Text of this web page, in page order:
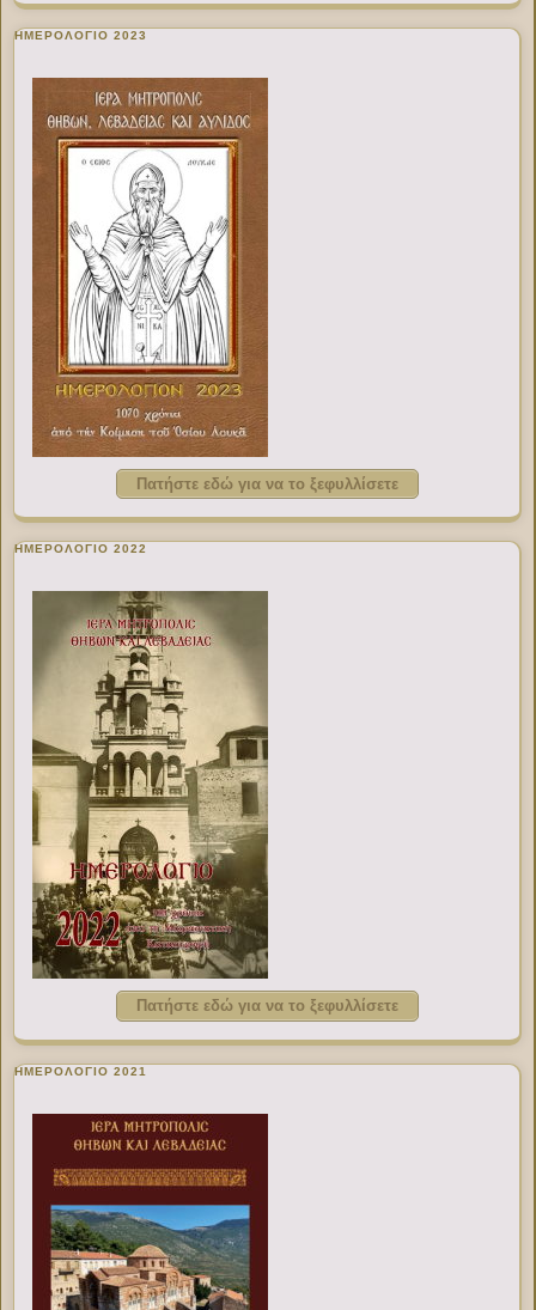
ΗΜΕΡΟΛΟΓΙΟ 2023
Πατήστε εδώ για να το ξεφυλλίσετε
ΗΜΕΡΟΛΟΓΙΟ 2022
Πατήστε εδώ για να το ξεφυλλίσετε
ΗΜΕΡΟΛΟΓΙΟ 2021